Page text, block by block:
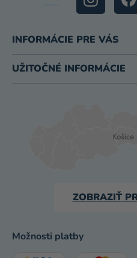
INFORMÁCIE PRE VÁS
UŽITOČNÉ INFORMÁCIE
ZOBRAZIŤ
Možnosti platby